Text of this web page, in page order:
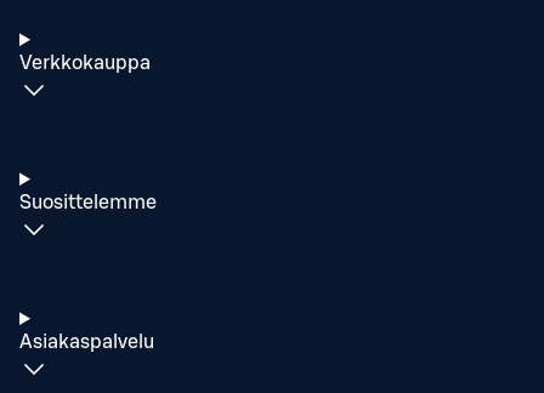
Verkkokauppa
Suosittelemme
Asiakaspalvelu